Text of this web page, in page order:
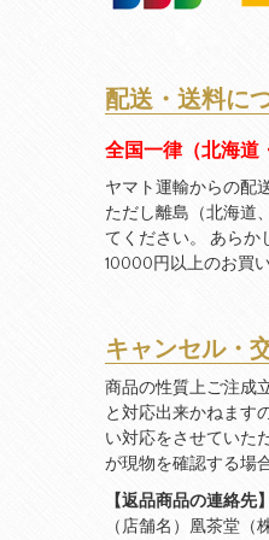
配送・送料に
全国一律（北海道
ヤマト運輸からの配
ただし離島（北海道
てください。 あらか
10000円以上のお買
キャンセル・
商品の性質上ご注成
と対応出来かねます
い対応をさせていた
が現物を確認する場
【返品商品の連絡先】
（店舗名）凰茶堂（